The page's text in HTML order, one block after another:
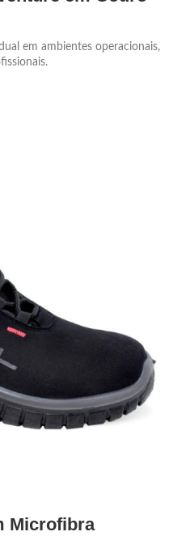
em ambientes operacionais,
Microfibra